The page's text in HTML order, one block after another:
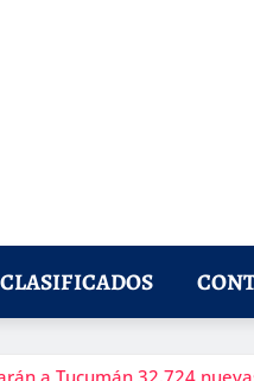
CLASIFICADOS